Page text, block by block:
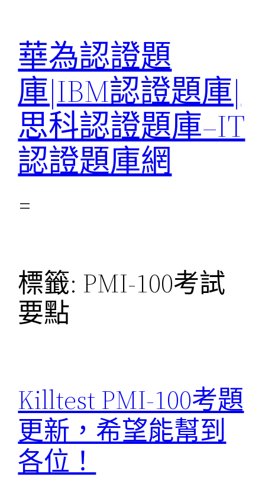
華為認證題
庫|IBM認證題庫|
思科認證題庫–IT
認證題庫網
標籤: PMI-100考試
要點
Killtest PMI-100考題
更新，希望能幫到
各位！